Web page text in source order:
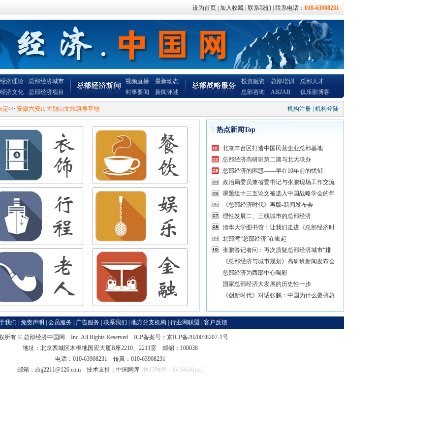
设为首页 加入收藏 联系我们 | 联系电话： 010-63908231
济理论
济文化
总部经济城市
总部经济项目
视频直播
时事要闻
最新动态
新闻评述
投资融资
总部咨询
总部培训
AB2AB
总部人才
俱乐部博客
定>> 安徽六安市大别山文旅康养基地 机构注册 机构登陆
热点新闻Top
北京丰台区打造中国民营企业总部基地
总部经济高研班第二期与北大联办
总部经济的困惑——早在10年前的忧郁
政治局委员兼省委书记与张鹏现场工作交流
课题组十三五论文被选入中国战略学会的年
《总部经济时代》再版-新闻发布会
理性发展二、三线城市的总部经济
清华大学图书馆：让我们走进《总部经济时
北部湾“总部经济”在崛起
张鹏答记者问：再次质疑总部经济城市“排
《总部经济与城市规划》高研班新闻发布会
总部经济为西部中心喝彩
国家总部经济大发展的历史性一步
《创新时代》对话张鹏：中国为什么要搞总
我们 免责声明 会员服务 广告服务 联系我们 地方分支机构 行业网联盟 客户反馈
所有 © 总部经济中国网 Inc. All Rights Reserved ICP备案号： 京ICP备2020038207-1号
地址：北京西城区木樨地国宏大厦B座2210、2211室 邮编：100038
电话：010-63908231 传真：010-63908231
邮箱：zbjj2211@126.com 技术支持： 中国网库 [执行时间：64.94141ms]